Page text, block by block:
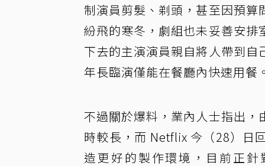
制演員剪髮、剃頭，甚至因預
紛飛的寒冬，劇組也未妥善安
下去的主演演員親自將人帶到
年長臨演僅能在餐廳內快速用
不過關於爆料，業內人士指出
時較長，而 Netflix 今（28）日
造更好的製作環境，目前正